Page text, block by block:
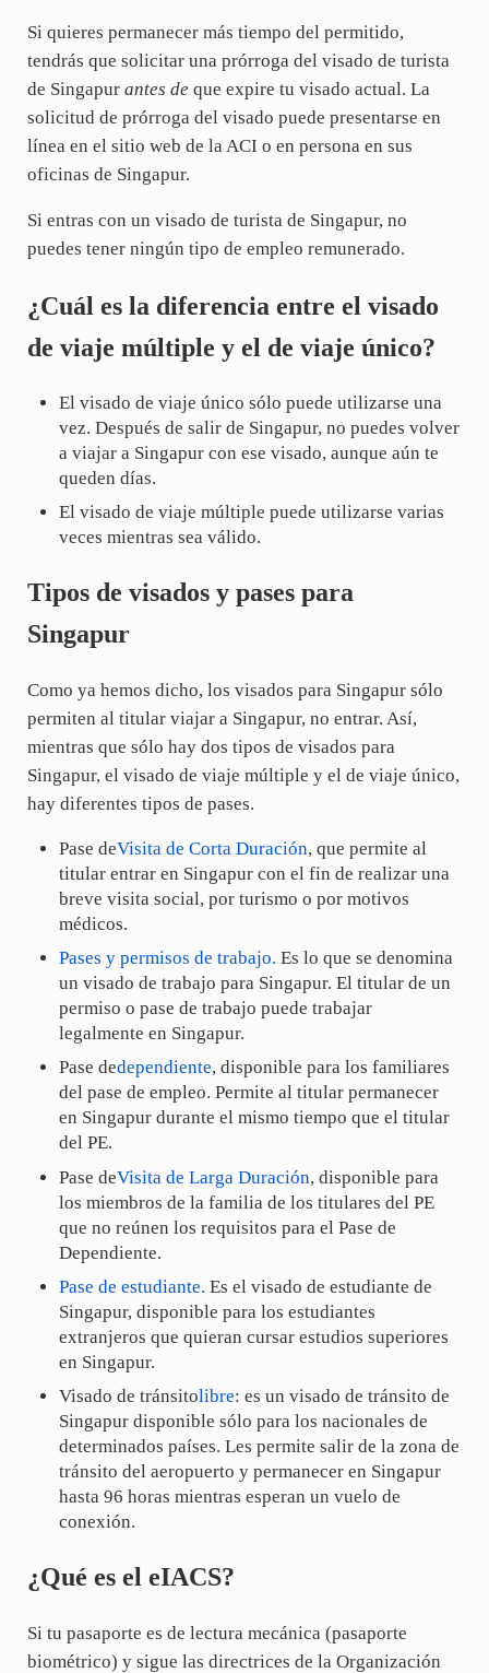
Si quieres permanecer más tiempo del permitido,
tendrás que solicitar una prórroga del visado de turista
de Singapur antes de que expire tu visado actual. La
solicitud de prórroga del visado puede presentarse en
línea en el sitio web de la ACI o en persona en sus
oficinas de Singapur.
Si entras con un visado de turista de Singapur, no
puedes tener ningún tipo de empleo remunerado.
¿Cuál es la diferencia entre el visado
de viaje múltiple y el de viaje único?
El visado de viaje único sólo puede utilizarse una
vez. Después de salir de Singapur, no puedes volver
a viajar a Singapur con ese visado, aunque aún te
queden días.
El visado de viaje múltiple puede utilizarse varias
veces mientras sea válido.
Tipos de visados y pases para
Singapur
Como ya hemos dicho, los visados para Singapur sólo
permiten al titular viajar a Singapur, no entrar. Así,
mientras que sólo hay dos tipos de visados para
Singapur, el visado de viaje múltiple y el de viaje único,
hay diferentes tipos de pases.
Pase deVisita de Corta Duración, que permite al
titular entrar en Singapur con el fin de realizar una
breve visita social, por turismo o por motivos
médicos.
Pases y permisos de trabajo. Es lo que se denomina
un visado de trabajo para Singapur. El titular de un
permiso o pase de trabajo puede trabajar
legalmente en Singapur.
Pase dedependiente, disponible para los familiares
del pase de empleo. Permite al titular permanecer
en Singapur durante el mismo tiempo que el titular
del PE.
Pase deVisita de Larga Duración, disponible para
los miembros de la familia de los titulares del PE
que no reúnen los requisitos para el Pase de
Dependiente.
Pase de estudiante. Es el visado de estudiante de
Singapur, disponible para los estudiantes
extranjeros que quieran cursar estudios superiores
en Singapur.
Visado de tránsitolibre: es un visado de tránsito de
Singapur disponible sólo para los nacionales de
determinados países. Les permite salir de la zona de
tránsito del aeropuerto y permanecer en Singapur
hasta 96 horas mientras esperan un vuelo de
conexión.
¿Qué es el eIACS?
Si tu pasaporte es de lectura mecánica (pasaporte
biométrico) y sigue las directrices de la Organización